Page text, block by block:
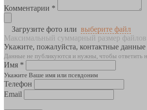
Комментарии *
Загрузите фото или выберите файл
Максимальный суммарный размер
Укажите, пожалуйста, контактные данные
Данные не публикуются и нужны, чтобы ответить
Имя *
Укажите Ваше имя или псевдоним
Телефон
Email